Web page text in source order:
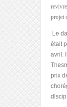
projet
Le
était
avril.
prix